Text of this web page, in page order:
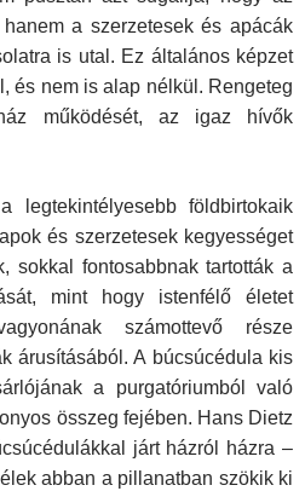
a szerzetesek és apácák
is utal. Ez általános képzet
és nem is alap nélkül. Rengeteg
működését, az igaz hívők
legtekintélyesebb földbirtokaik
és szerzetesek kegyességet
sokkal fontosabbnak tartották a
mint hogy istenfélő életet
számottevő része
árusításából. A búcsúcédula kis
a purgatóriumból való
összeg fejében. Hans Dietz
járt házról házra –
abban a pillanatban szökik ki